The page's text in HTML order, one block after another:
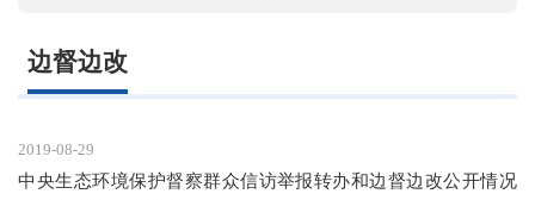
边督边改
2019-08-29
中央生态环境保护督察群众信访举报转办和边督边改公开情况